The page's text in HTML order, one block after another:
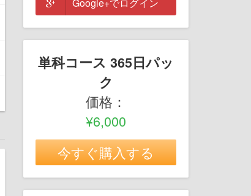
単科コース 365日パッ
ク
価格：
¥6,000
今すぐ購入する